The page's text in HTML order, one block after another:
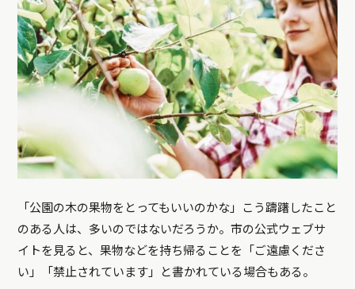
「公園の木の果物をとってもいいのかな」こう躊躇したこと
のある人は、多いのではないだろうか。市の公式ウェブサ
イトを見ると、果物などを持ち帰ることを「ご遠慮くださ
い」「禁止されています」と書かれている場合もある。